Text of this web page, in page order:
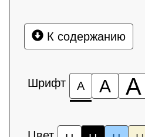
К содержанию
Шрифт А А А